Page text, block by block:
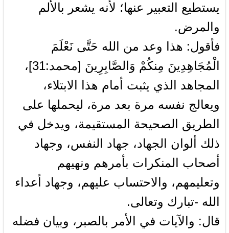
يستطيع التعبير عنها؛ لأنه يشعر بالألم
والمرض.
فأقول: هذا وعد من الله حَتَّى نَعْلَمَ
الْمُجَاهِدِينَ مِنكُمْ وَالصَّابِرِينَ [محمد:31]،
المجاهد الذي يثبت أمام هذا الابتلاء،
ويعالج نفسه مرة بعد مرة، ليحملها على
الطريق الصحيحة المستقيمة، ويدخل في
ذلك ألوان الجهاد، جهاد النفس، وجهاد
أصحاب المنكرات بأمرهم ونهيهم
وتعليمهم، والاحتساب عليهم، وجهاد أعداء
الله -تبارك وتعالى.
قال: والآيات في الأمر بالصبر، وبيان فضله